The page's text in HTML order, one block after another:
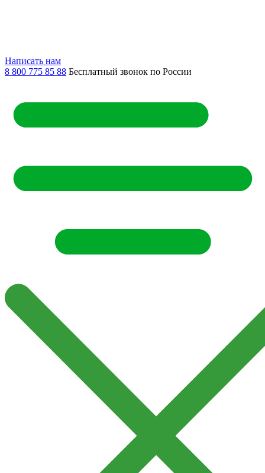
Написать нам
8 800 775 85 88 Бесплатный звонок по России